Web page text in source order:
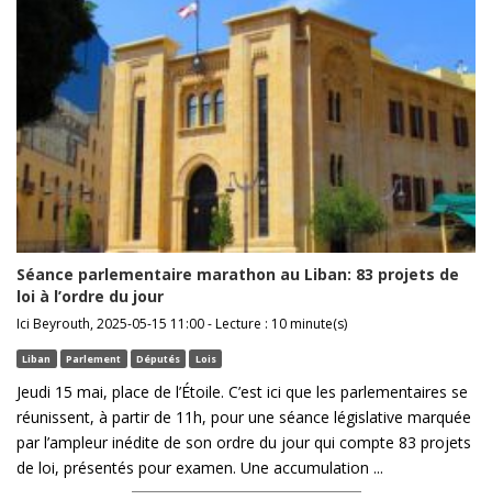
Séance parlementaire marathon au Liban: 83 projets de
loi à l’ordre du jour
Ici Beyrouth, 2025-05-15 11:00 - Lecture : 10 minute(s)
Liban Parlement Députés Lois
Jeudi 15 mai, place de l’Étoile. C’est ici que les parlementaires se
réunissent, à partir de 11h, pour une séance législative marquée
par l’ampleur inédite de son ordre du jour qui compte 83 projets
de loi, présentés pour examen. Une accumulation ...